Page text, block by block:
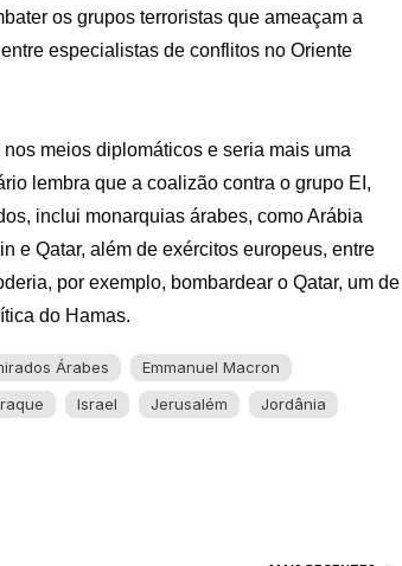
os grupos terroristas que ameaçam a
especialistas de conflitos no Oriente
meios diplomáticos e seria mais uma
lembra que a coalizão contra o grupo EI,
inclui monarquias árabes, como Arábia
e Qatar, além de exércitos europeus, entre
por exemplo, bombardear o Qatar, um de
do Hamas.
Árabes
Emmanuel Macron
Israel Jerusalém
Jordânia